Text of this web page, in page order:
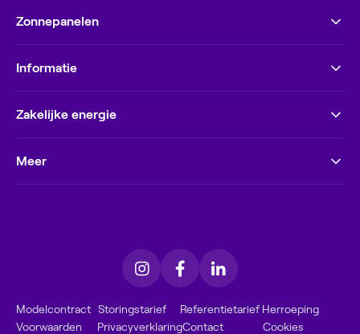
Zonnepanelen
Informatie
Zakelijke energie
Meer
Modelcontract Storingstarief Referentietarief Herroeping
Voorwaarden
PrivacyverklaringContact Cookies